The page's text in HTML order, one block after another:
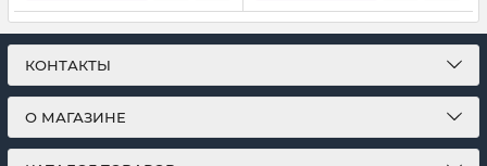
КОНТАКТЫ
О МАГАЗИНЕ